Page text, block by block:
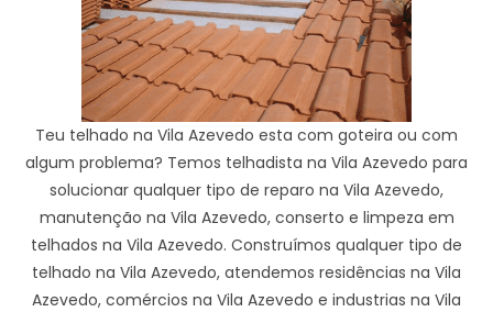
Teu telhado na Vila Azevedo esta com goteira ou com
algum problema? Temos telhadista na Vila Azevedo para
solucionar qualquer tipo de reparo na Vila Azevedo,
manutenção na Vila Azevedo, conserto e limpeza em
telhados na Vila Azevedo. Construímos qualquer tipo de
telhado na Vila Azevedo, atendemos residências na Vila
Azevedo, comércios na Vila Azevedo e industrias na Vila